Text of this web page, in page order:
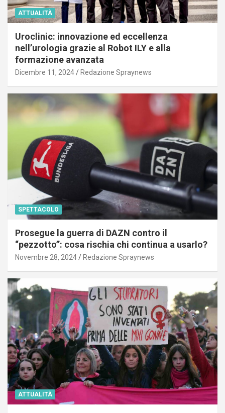
ATTUALITÀ
Uroclinic: innovazione ed eccellenza
nell’urologia grazie al Robot ILY e alla
formazione avanzata
Dicembre 11, 2024 Redazione Spraynews
SPETTACOLO
Prosegue la guerra di DAZN contro il
“pezzotto”: cosa rischia chi continua a usarlo?
Novembre 28, 2024 Redazione Spraynews
ATTUALITÀ